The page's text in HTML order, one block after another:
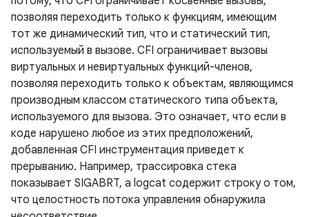
позволяя переходить только к функциям, имеющим
тот же динамический тип, что и статический тип,
используемый в вызове. CFI ограничивает вызовы
виртуальных и невиртуальных функций-членов,
позволяя переходить только к объектам, являющимся
производным классом статического типа объекта,
используемого для вызова. Это означает, что если в
коде нарушено любое из этих предположений,
добавленная CFI инструментация приведет к
прерыванию. Например, трассировка стека
показывает SIGABRT, а logcat содержит строку о том,
что целостность потока управления обнаружила